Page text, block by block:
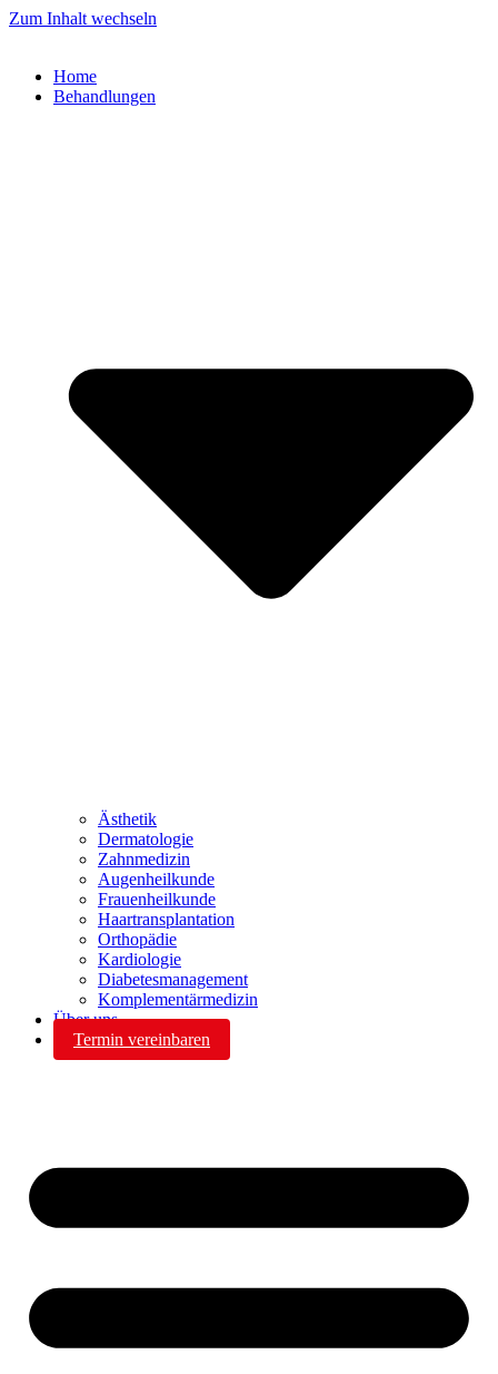
Zum Inhalt wechseln
Home
Behandlungen
Ästhetik
Dermatologie
Zahnmedizin
Augenheilkunde
Frauenheilkunde
Haartransplantation
Orthopädie
Kardiologie
Diabetesmanagement
Komplementärmedizin
Über uns
Termin vereinbaren